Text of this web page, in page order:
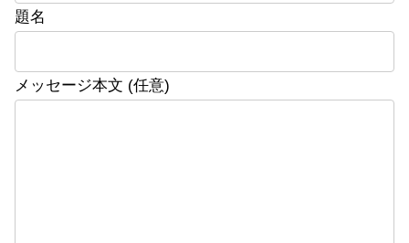
題名
メッセージ本文 (任意)